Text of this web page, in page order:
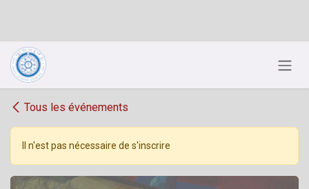
Se rendre au contenu
Tous les événements
Il n'est pas nécessaire de s'inscrire